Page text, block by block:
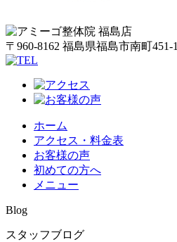
〒960-8162 福島県福島市南町451-1
ホーム
アクセス・料金表
お客様の声
初めての方へ
メニュー
Blog
スタッフブログ